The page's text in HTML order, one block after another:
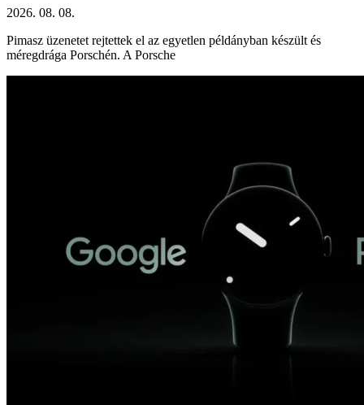
2026. 08. 08.
Pimasz üzenetet rejtettek el az egyetlen példányban készült és
méregdrága Porschén. A Porsche